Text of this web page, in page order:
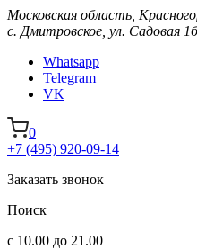
Московская область,
с. Дмитровское, ул. Садовая 1б
Whatsapp
Telegram
VK
0
+7 (495) 920-09-14
Заказать звонок
Поиск
с 10.00 до 21.00